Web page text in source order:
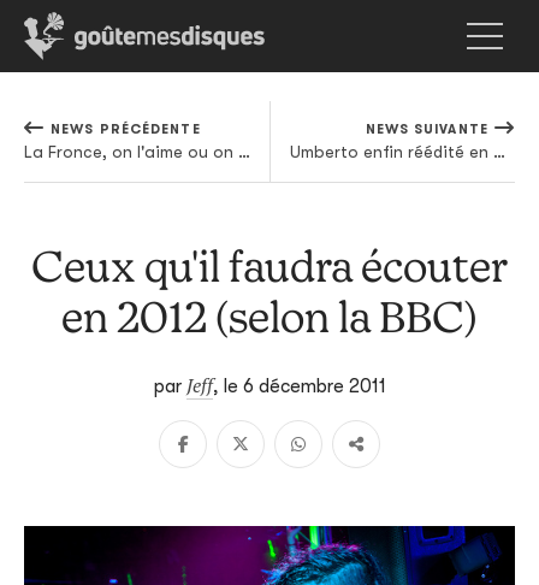
NEWS PRÉCÉDENTE
La Fronce, on l'aime ou on la quitte
NEWS SUIVANTE
Umberto enfin réédité en CD
Ceux qu'il faudra écouter
en 2012 (selon la BBC)
par Jeff, le 6 décembre 2011